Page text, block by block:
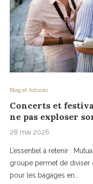
Blog et Astuces
Concerts et
ne pas exploser
28 mai 2026
L’essentiel à retenir :
groupe permet de diviser
pour les bagages en…